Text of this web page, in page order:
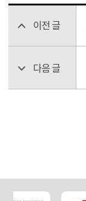
이전 글
다음 글